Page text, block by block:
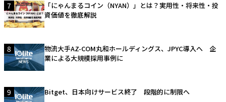
7
「にゃんまるコイン（NYAN）」とは？実用性・将来性・投
資価値を徹底解説
8
物流大手AZ-COM丸和ホールディングス、JPYC導入へ 企
業による大規模採用事例に
9 Bitget、日本向けサービス終了 段階的に制限へ